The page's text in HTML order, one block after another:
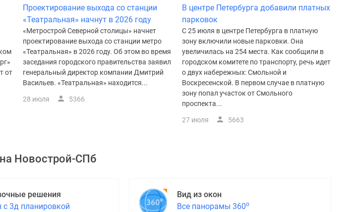
от
Проектирование выхода со станции
«Театральная» начнут в 2026 году
«Метрострой Северной столицы» начнет
проектирование выхода со станции метро
«Театральная» в 2026 году. Об этом во время
заседания городского правительства заявил
генеральный директор компании Дмитрий
Васильев. «Театральная» находится...
28 июля 5366
В центре Петербурга добавили платных
парковок
С 25 июля в центре Петербурга в платную
зону включили новые парковки. Она
увеличилась на 254 места. Как сообщили в
городском комитете по транспорту, речь идет
о двух набережных: Смольной и
Воскресенской. В первом случае в платную
зону попал участок от Смольного
проспекта...
27 июля 5663
Новострой-СПб
решения
с 3д планировкой
Вид из окон
Все панорамы 360о